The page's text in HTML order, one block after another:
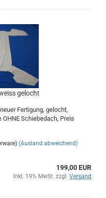
gelocht
Fertigung, gelocht,
OHNE Schiebedach, Preis
(Ausland abweichend)
199,00 EUR
inkl. 19% MwSt. zzgl. Versand